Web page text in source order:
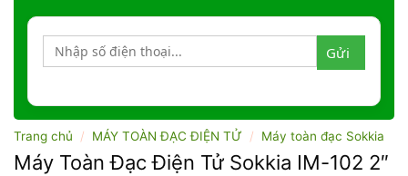
Trang chủ / MÁY TOÀN ĐẠC ĐIỆN TỬ / Máy toàn đạc Sokkia
Máy Toàn Đạc Điện Tử Sokkia IM-102 2″